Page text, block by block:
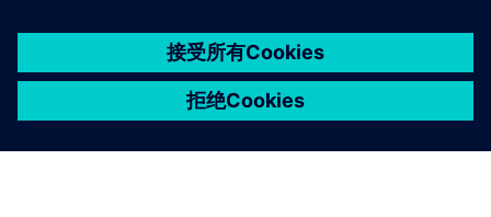
如有关于电子系统设计的问题或意见，请与我们联系。我们
联系我们